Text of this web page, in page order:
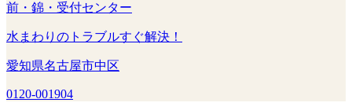
前・錦・受付センター
水まわりのトラブルすぐ解決！
愛知県名古屋市中区
0120-001904